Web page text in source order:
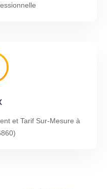
et Tarif Sur-Mesure à